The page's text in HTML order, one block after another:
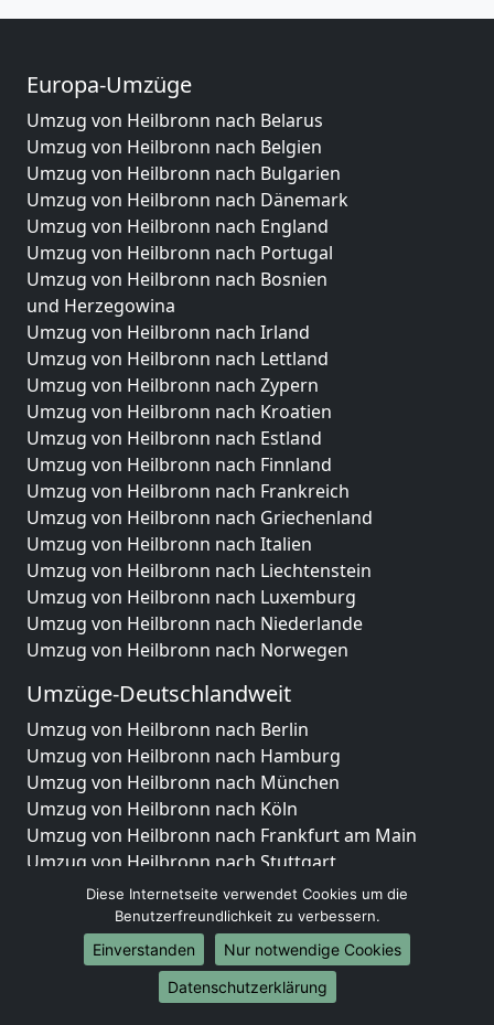
Europa-Umzüge
Umzug von Heilbronn nach Belarus
Umzug von Heilbronn nach Belgien
Umzug von Heilbronn nach Bulgarien
Umzug von Heilbronn nach Dänemark
Umzug von Heilbronn nach England
Umzug von Heilbronn nach Portugal
Umzug von Heilbronn nach Bosnien
und Herzegowina
Umzug von Heilbronn nach Irland
Umzug von Heilbronn nach Lettland
Umzug von Heilbronn nach Zypern
Umzug von Heilbronn nach Kroatien
Umzug von Heilbronn nach Estland
Umzug von Heilbronn nach Finnland
Umzug von Heilbronn nach Frankreich
Umzug von Heilbronn nach Griechenland
Umzug von Heilbronn nach Italien
Umzug von Heilbronn nach Liechtenstein
Umzug von Heilbronn nach Luxemburg
Umzug von Heilbronn nach Niederlande
Umzug von Heilbronn nach Norwegen
Umzüge-Deutschlandweit
Umzug von Heilbronn nach Berlin
Umzug von Heilbronn nach Hamburg
Umzug von Heilbronn nach München
Umzug von Heilbronn nach Köln
Umzug von Heilbronn nach Frankfurt am Main
Umzug von Heilbronn nach Stuttgart
Umzug von Heilbronn nach Düsseldorf
Umzug von Heilbronn nach Leipzig
Umzug von Heilbronn nach Dortmund
Umzug von Heilbronn nach Essen
Umzug von Heilbronn nach Bremen
Diese Internetseite verwendet Cookies um die
Benutzerfreundlichkeit zu verbessern.
Einverstanden
Nur notwendige Cookies
Datenschutzerklärung